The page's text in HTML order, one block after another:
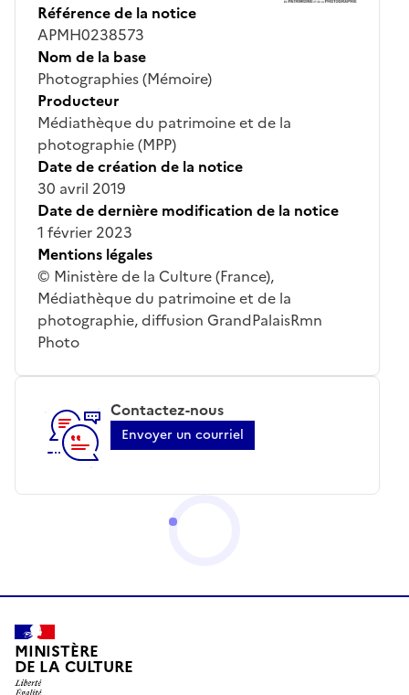
Référence de la notice
APMH0238573
Nom de la base
Photographies (Mémoire)
Producteur
Médiathèque du patrimoine et de la
photographie (MPP)
Date de création de la notice
30 avril 2019
Date de dernière modification de la notice
1 février 2023
Mentions légales
© Ministère de la Culture (France),
Médiathèque du patrimoine et de la
photographie, diffusion GrandPalaisRmn
Photo
Contactez-nous
Envoyer un courriel
MINISTÈRE
DE LA CULTURE